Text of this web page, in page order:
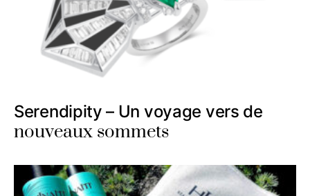
Serendipity – Un voyage vers de
nouveaux sommets